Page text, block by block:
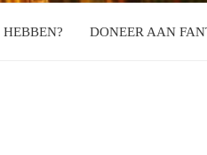
HEBBEN? DONEER AAN